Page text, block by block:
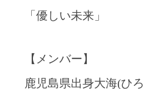
「優しい未来」
【メンバー】
鹿児島県出身大海(ひろ